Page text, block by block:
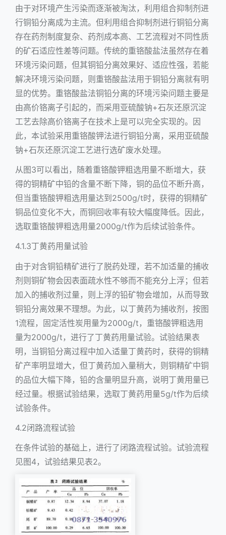
由于对环境产生污染而逐渐被淘汰，利用组合抑制剂进
行铜铅分离成为主流。但利用组合抑制剂进行铜铅分离
存在药剂制度复杂、药剂成本高、工艺流程对不同性质
的矿石适应性差等问题。传统的重铬酸盐法虽然存在着
环境污染问题，但其铜铅分离效果好、适应性强，若能
解决环境污染问题，则重铬酸盐法用于铜铅分离就有明
显的优势。重铬酸盐法铜铅分离的环境污染问题主要是
由高价铬离子引起的，而采用亚硫酸钠+石灰还原沉淀
工艺去除高价铬离子在技术上是可以完全实现的。因
此，本试验采用重铬酸钾法进行铜铅分离，采用亚硫酸
钠+石灰还原沉淀工艺进行选矿废水处理。
从图3可以看出，随着重铬酸钾粗选用量不断增大，获
得的铜精矿中铅的含量不断下降，铜的品位不断升高，
但当重铬酸钾粗选用量达到2500g/t时，获得的铜精矿
铜品位变化不大，而铜回收率有较大幅度降低。因此，
选取重铬酸钾粗选用量2000g/t作为后续试验条件。
4.1.3丁黄药用量试验
由于对含铜铅精矿进行了脱药处理，若不加适量的捕收
剂则铜矿物会因表面疏水性不够而不能充分上浮；但若
加入的捕收剂过量，则上浮的铅矿物会增加，从而导致
铜铅分离效果不理想。为此，以丁黄药为捕收剂，按图
1流程，固定活性炭用量为2000g/t，重铬酸钾粗选用
量为2000g/t，进行了丁黄药用量试验。试验结果表
明，当铜铅分离过程中加入适量丁黄药时，获得的铜精
矿产率明显增大，但丁黄药加入量稍大，则铜精矿中铜
的品位大幅下降，铅的含量明显升高，说明丁黄用量已
经过量。根据试验结果，选取丁黄药用量5g/t作为后续
试验条件。
4.2闭路流程试验
在条件试验的基础上，进行了闭路流程试验。试验流程
见图4，试验结果见表2。